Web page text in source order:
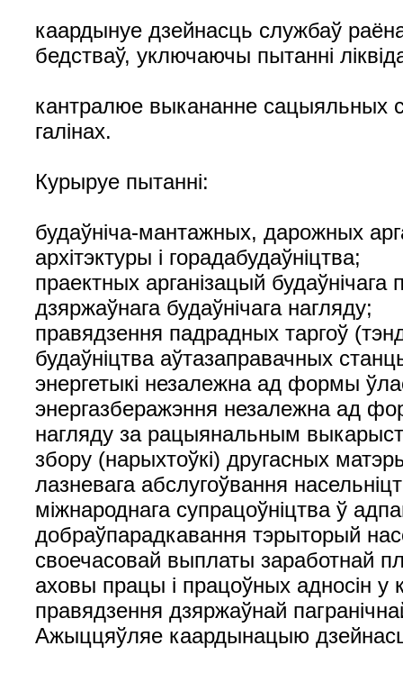
каардынуе дзейнасць службаў раёна
бедстваў, уключаючы пытанні
кантралюе выкананне сацыяльных
галінах.
Курыруе пытанні:
будаўніча-мантажных, дарожных
архітэктуры і горадабудаўніцтва;
праектных арганізацый будаўнічага
дзяржаўнага будаўнічага нагляду;
правядзення падрадных таргоў
будаўніцтва аўтазаправачных
энергетыкі незалежна ад формы
энергазберажэння незалежна ад
нагляду за рацыянальным
збору (нарыхтоўкі) другасных
лазневага абслугоўвання
міжнароднага супрацоўніцтва ў
добраўпарадкавання тэрыторый
своечасовай выплаты заработнай
аховы працы і працоўных адносін у
правядзення дзяржаўнай
Ажыццяўляе каардынацыю